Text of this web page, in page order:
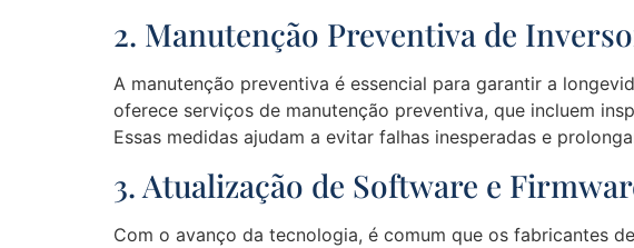
2. Manutenção Preventiva de
A manutenção preventiva é essencial para garantir a
oferece serviços de manutenção preventiva, que incluem
Essas medidas ajudam a evitar falhas inesperadas e
3. Atualização de Software e
Com o avanço da tecnologia, é comum que os fabricantes